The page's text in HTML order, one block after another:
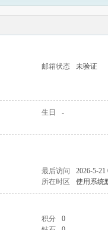
邮箱状态 未验证
生日
-
最后访问
2026-5-21
所在时区 使用系统
积分
0